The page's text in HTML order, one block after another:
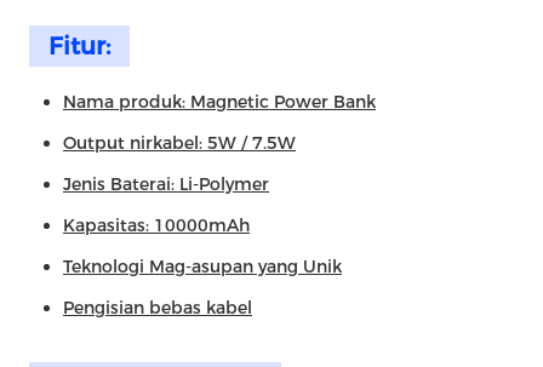
Fitur:
Nama produk: Magnetic Power Bank
Output nirkabel: 5W / 7.5W
Jenis Baterai: Li-Polymer
Kapasitas: 10000mAh
Teknologi Mag-asupan yang Unik
Pengisian bebas kabel